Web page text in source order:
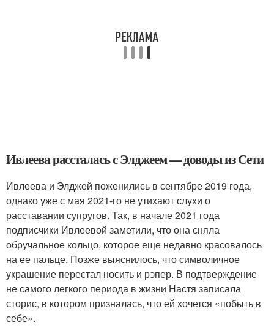
Ивлеева рассталась с Элджеем — доводы из Сети
Ивлеева и Элджей поженились в сентябре 2019 года,
однако уже с мая 2021-го не утихают слухи о
расставании супругов. Так, в начале 2021 года
подписчики Ивлеевой заметили, что она сняла
обручальное кольцо, которое еще недавно красовалось
на ее пальце. Позже выяснилось, что символичное
украшение перестал носить и рэпер. В подтверждение
не самого легкого периода в жизни Настя записала
сторис, в котором призналась, что ей хочется «побыть в
себе».